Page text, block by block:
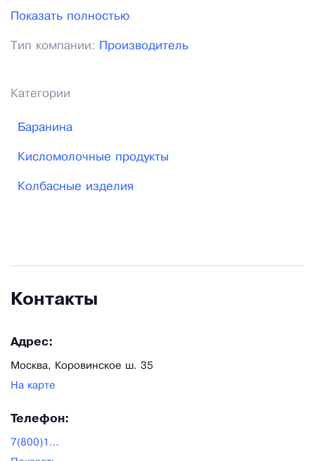
молоко, масло и яйца. У компании “МясРыбТорг”
мелкими оптовиками. Постоянными клиентами
магазины шаговой доступности, рестораны, кафе,
детские сады, предприятия общественного
питания, комбинаты детского питания Москвы и
Московской области. С 2019 года начали
Показать полностью
Тип компании: Производитель
Категории
Баранина
Кисломолочные продукты
Колбасные изделия
Контакты
Адрес:
Москва, Коровинское ш. 35
На карте
Телефон:
7(800)100-37-63